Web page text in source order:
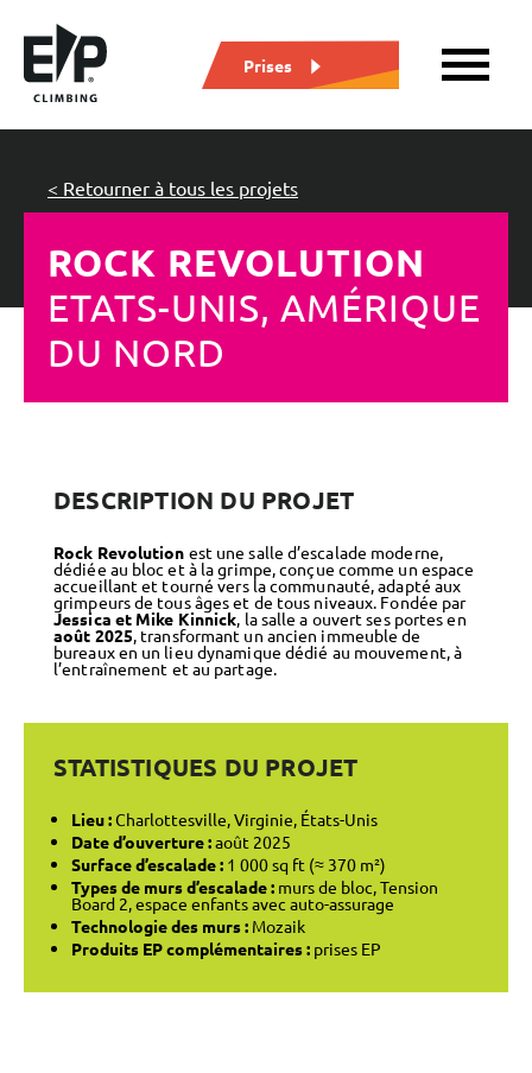
Prises
ROCK REVOLUTION
ETATS-UNIS, AMÉRIQUE
DU NORD
< Retourner à tous les projets
DESCRIPTION DU PROJET
Rock Revolution est une salle d’escalade moderne,
dédiée au bloc et à la grimpe, conçue comme un espace
accueillant et tourné vers la communauté, adapté aux
grimpeurs de tous âges et de tous niveaux. Fondée par
Jessica et Mike Kinnick, la salle a ouvert ses portes en
août 2025, transformant un ancien immeuble de
bureaux en un lieu dynamique dédié au mouvement, à
l’entraînement et au partage.
STATISTIQUES DU PROJET
Lieu :Charlottesville, Virginie, États-Unis
Date d’ouverture :août 2025
Surface d’escalade : 1 000 sq ft (≈ 370 m²)
Types de murs d’escalade : murs de bloc, Tension
Board 2, espace enfants avec auto-assurage
Technologie des murs : Mozaik
Produits EP complémentaires : prises EP